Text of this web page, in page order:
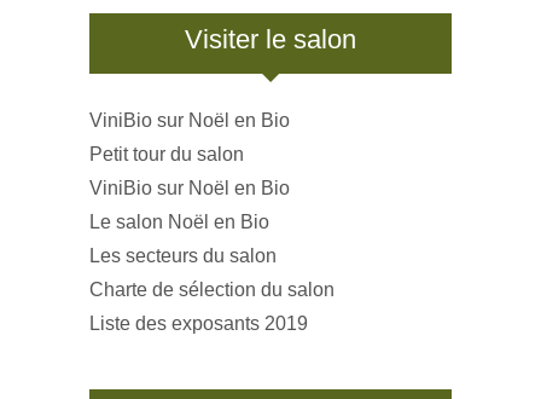
Visiter le salon
ViniBio sur Noël en Bio
Petit tour du salon
ViniBio sur Noël en Bio
Le salon Noël en Bio
Les secteurs du salon
Charte de sélection du salon
Liste des exposants 2019